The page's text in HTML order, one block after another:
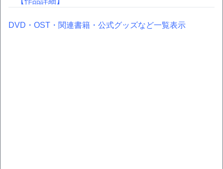
DVD・OST・関連書籍・公式グッズなど一覧表示